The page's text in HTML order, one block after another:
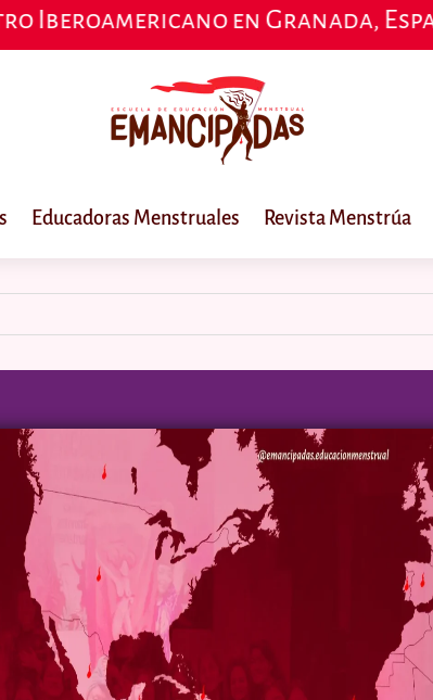
en Granada, España, 23, 24 y
Educadoras Menstruales Revista Menstrúa